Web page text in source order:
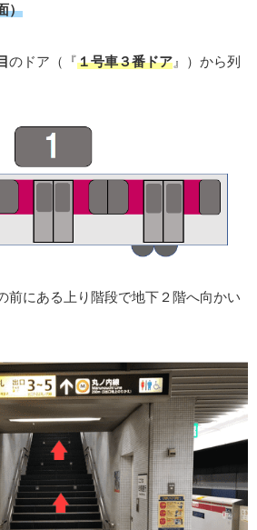
）
のドア（『１号車３番ドア 』）から列
前にある上り階段で地下２階へ向かい